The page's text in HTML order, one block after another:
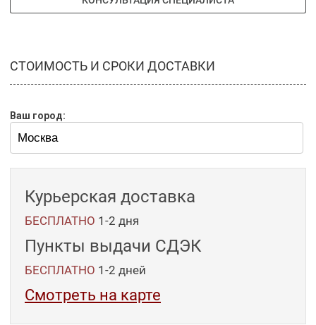
СТОИМОСТЬ И СРОКИ ДОСТАВКИ
Ваш город:
Курьерская доставка
БЕСПЛАТНО 1-2 дня
Пункты выдачи СДЭК
БЕСПЛАТНО 1-2 дней
Смотреть на карте